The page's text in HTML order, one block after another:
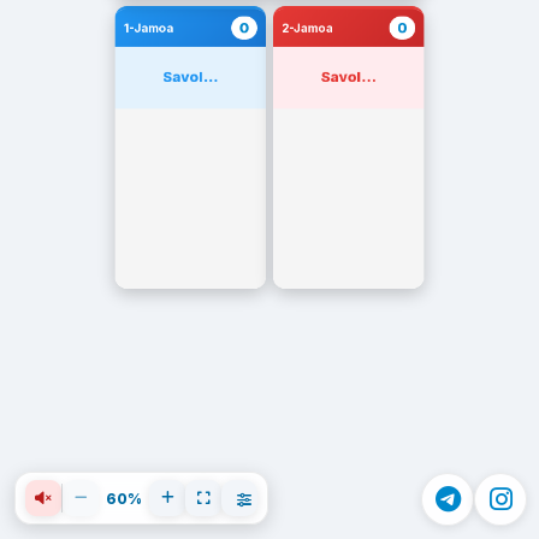
1-Jamoa 0
Savol...
2-Jamoa 0
Savol...
60%